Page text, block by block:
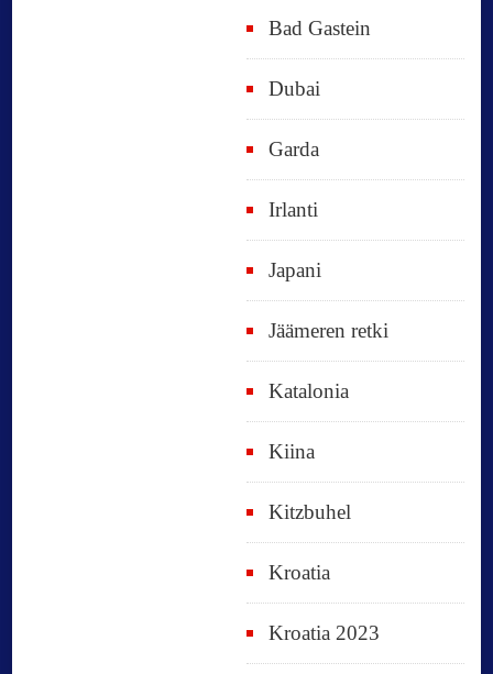
Bad Gastein
Dubai
Garda
Irlanti
Japani
Jäämeren retki
Katalonia
Kiina
Kitzbuhel
Kroatia
Kroatia 2023